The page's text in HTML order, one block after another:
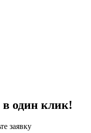
один клик!
заявку